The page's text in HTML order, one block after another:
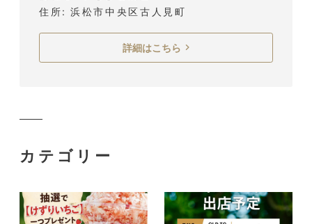
住所
浜松市中央区古人見町
詳細はこちら
カテゴリー